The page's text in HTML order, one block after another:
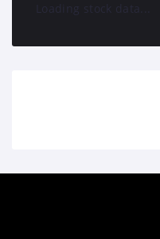
Loading stock data...